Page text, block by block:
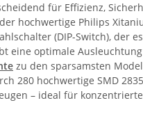
für Effizienz,
hochwertige Philips
(DIP-Switch), der
eine optimale
zu den sparsamsten
280 hochwertige SMD 2835
– ideal für